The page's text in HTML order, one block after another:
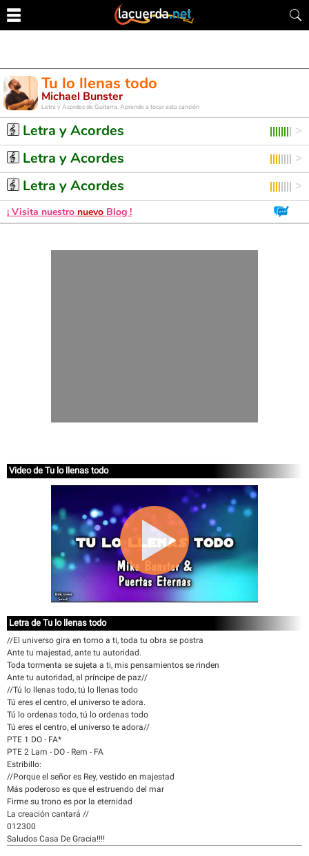
Tu lo llenas todo
Michael Bunster
Letra y Acordes de Guitarra. Aprende a tocar esta canción
Letra y Acordes
Letra y Acordes
Letra y Acordes
¡ Visita nuestro nuevo Blog !
Video de Tu lo llenas todo
Letra de Tu lo llenas todo
//El universo gira en torno a ti, toda tu obra se postra
Ante tu majestad, ante tu autoridad.
Toda tormenta se sujeta a ti, mis pensamientos se rinden
Ante tu autoridad, al príncipe de paz//
//Tú lo llenas todo, tú lo llenas todo
Tú eres el centro, el universo te adora.
Tú lo ordenas todo, tú lo ordenas todo
Tú eres el centro, el universo te adora//
PTE 1 DO - FA*
PTE 2 Lam - DO - Rem - FA
Estribillo:
//Porque el señor es Rey, vestido en majestad
Más poderoso es que el estruendo del mar
Firme su trono es por la eternidad
La creación cantará //
012300
Saludos Casa De Gracia!!!!